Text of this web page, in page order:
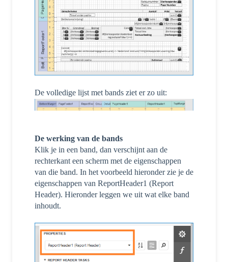
De volledige lijst met bands ziet er zo uit:
De werking van de bands
Klik je in een band, dan verschijnt aan de
rechterkant een scherm met de eigenschappen
van die band. In het voorbeeld hieronder zie je de
eigenschappen van ReportHeader1 (Report
Header). Hieronder leggen we uit wat elke band
inhoudt.